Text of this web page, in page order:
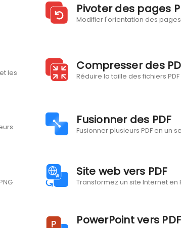
Pivoter des pages
Modifier l'orientation des pages
les
Compresser des
Réduire la taille des fichiers PDF
Fusionner des PDF
Fusionner plusieurs PDF en un
Site web vers PDF
Transformez un site Internet en
PowerPoint vers PDF